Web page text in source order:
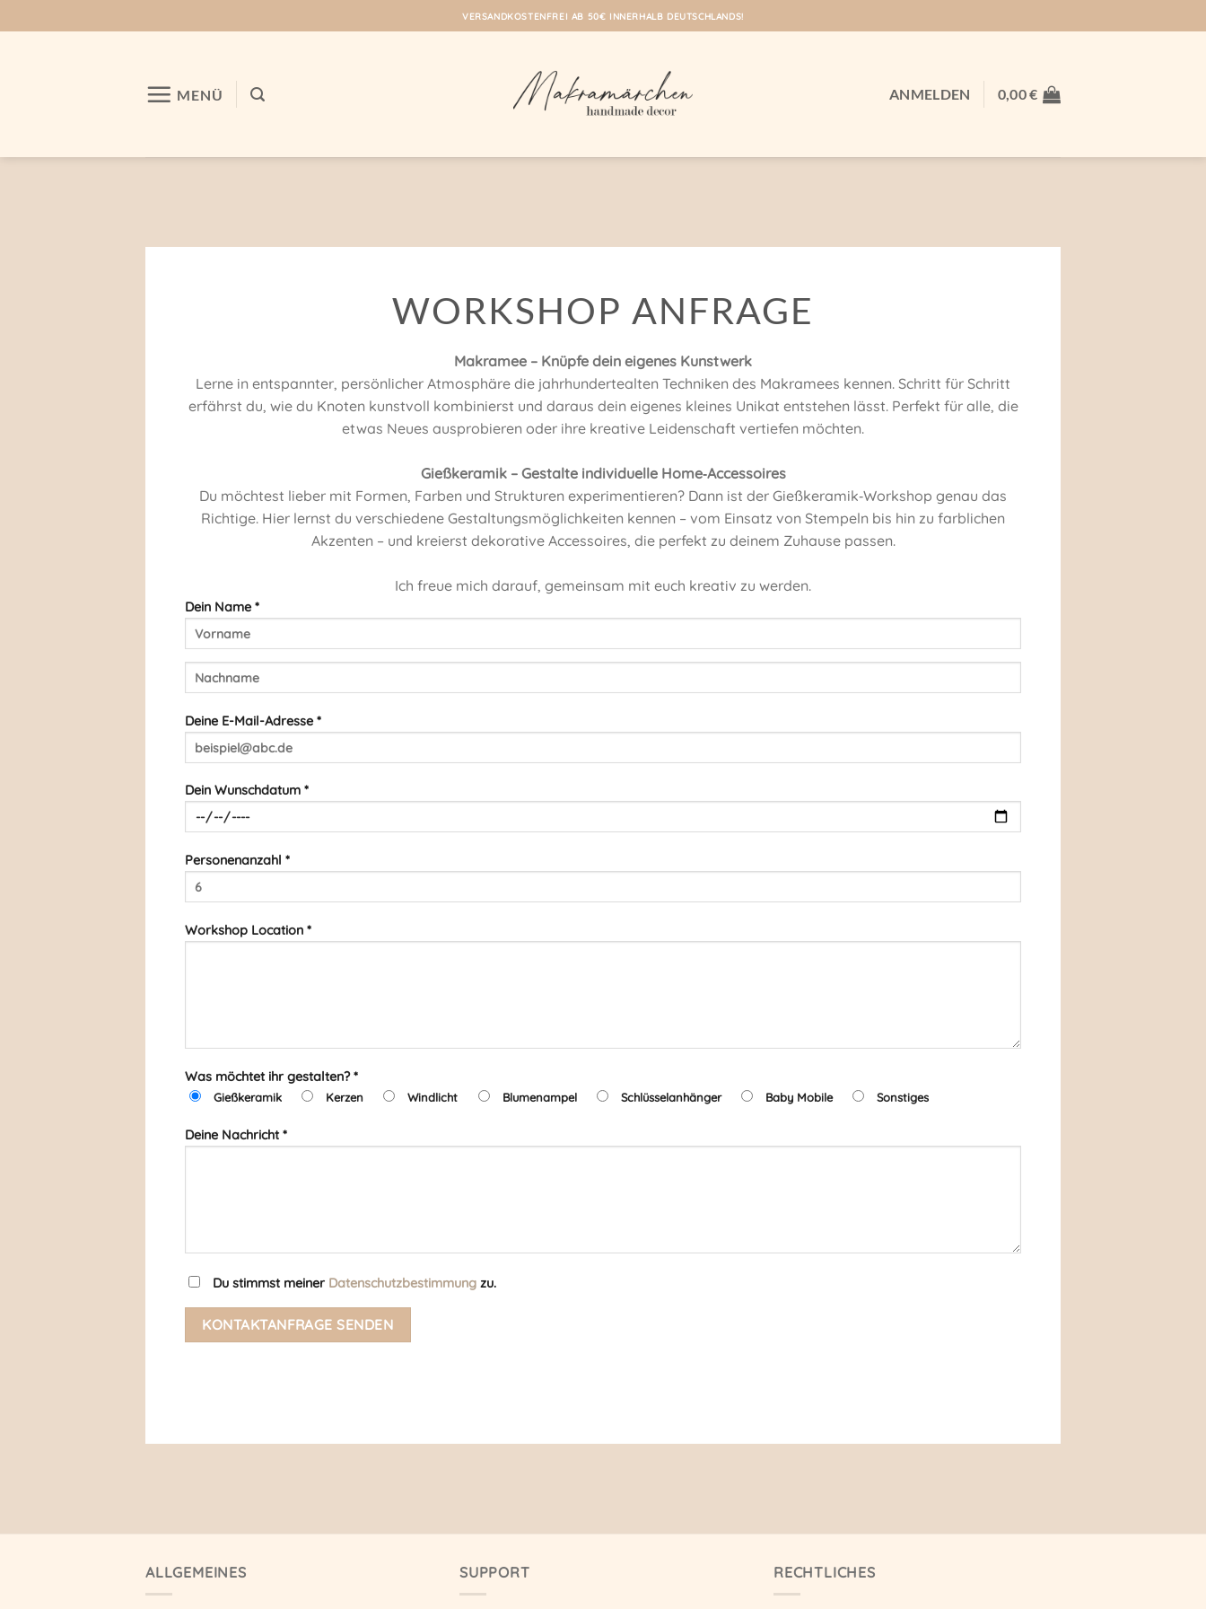
Inhalt
VERSANDKOSTENFREI AB 50€ INNERHALB DEUTSCHLANDS!
MENÜ ANMELDEN 0,00€
WORKSHOP ANFRAGE
Makramee – Knüpfe dein eigenes Kunstwerk
Lerne in entspannter, persönlicher Atmosphäre die jahrhundertealten Techniken des Makramees kennen. Schritt für Schritt
erfährst du, wie du Knoten kunstvoll kombinierst und daraus dein eigenes kleines Unikat entstehen lässt. Perfekt für alle, die
etwas Neues ausprobieren oder ihre kreative Leidenschaft vertiefen möchten.
Gießkeramik – Gestalte individuelle Home‑Accessoires
Du möchtest lieber mit Formen, Farben und Strukturen experimentieren? Dann ist der Gießkeramik‑Workshop genau das
Richtige. Hier lernst du verschiedene Gestaltungsmöglichkeiten kennen – vom Einsatz von Stempeln bis hin zu farblichen
Akzenten – und kreierst dekorative Accessoires, die perfekt zu deinem Zuhause passen.
Ich freue mich darauf, gemeinsam mit euch kreativ zu werden.
Dein Name *
Deine E-Mail-Adresse *
Dein Wunschdatum *
Personenanzahl *
Workshop Location *
Was möchtet ihr gestalten? *
Gießkeramik Kerzen Windlicht Blumenampel Schlüsselanhänger Baby Mobile Sonstiges
Deine Nachricht *
Du stimmst meiner Datenschutzbestimmungzu.
ALLGEMEINES SUPPORT RECHTLICHES